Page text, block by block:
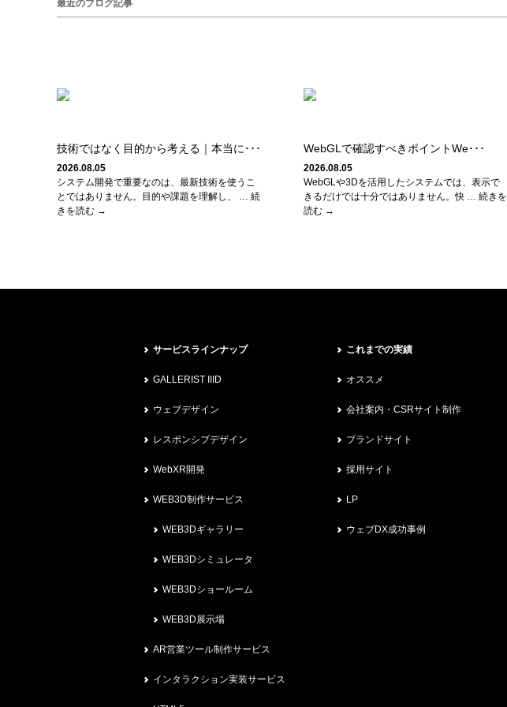
最近のブログ記事
技術ではなく目的から考える｜本当に･･･
2026.08.05
システム開発で重要なのは、最新技術を使うこ
とではありません。目的や課題を理解し、 … 続
きを読む →
WebGLで確認すべきポイントWe･･･
2026.08.05
WebGLや3Dを活用したシステムでは、表示で
きるだけでは十分ではありません。快 … 続きを
読む →
サービスラインナップ
GALLERIST IIID
ウェブデザイン
レスポンシブデザイン
WebXR開発
WEB3D制作サービス
WEB3Dギャラリー
WEB3Dシミュレータ
WEB3Dショールーム
WEB3D展示場
AR営業ツール制作サービス
インタラクション実装サービス
これまでの実績
オススメ
会社案内・CSRサイト制作
ブランドサイト
採用サイト
LP
ウェブDX成功事例